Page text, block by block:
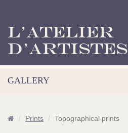
L’Atelier
d’Artistes
GALLERY
Prints Topographical prints